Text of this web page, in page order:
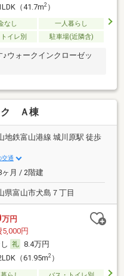
（41.7m2）
なし
一人暮らし
イレ別 駐車場(近隣含)
ウォークインクローゼッ
ク Ａ棟
地鉄富山港線 城川原駅 徒歩
交通
月 / 2階建
県富山市犬島７丁目
万円
円
8.4万円
（61.95m2）